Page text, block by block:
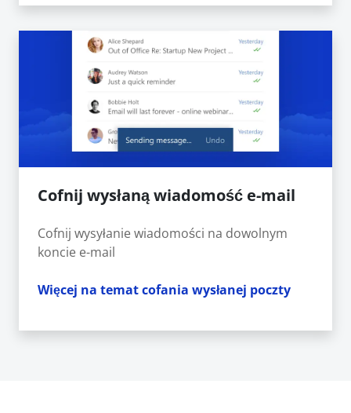
Cofnij wysłaną wiadomość e-mail
Cofnij wysyłanie wiadomości na dowolnym
koncie e-mail
Więcej na temat cofania wysłanej poczty